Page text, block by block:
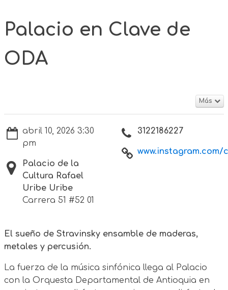
Palacio en Clave de
ODA
Más
abril 10, 2026 3:30
pm
Palacio de la
Cultura Rafael
Uribe Uribe
Carrera 51 #52 01
3122186227
www.instagram.com/
El sueño de Stravinsky ensamble de maderas,
metales y percusión.
La fuerza de la música sinfónica llega al Palacio
con la Orquesta Departamental de Antioquia en